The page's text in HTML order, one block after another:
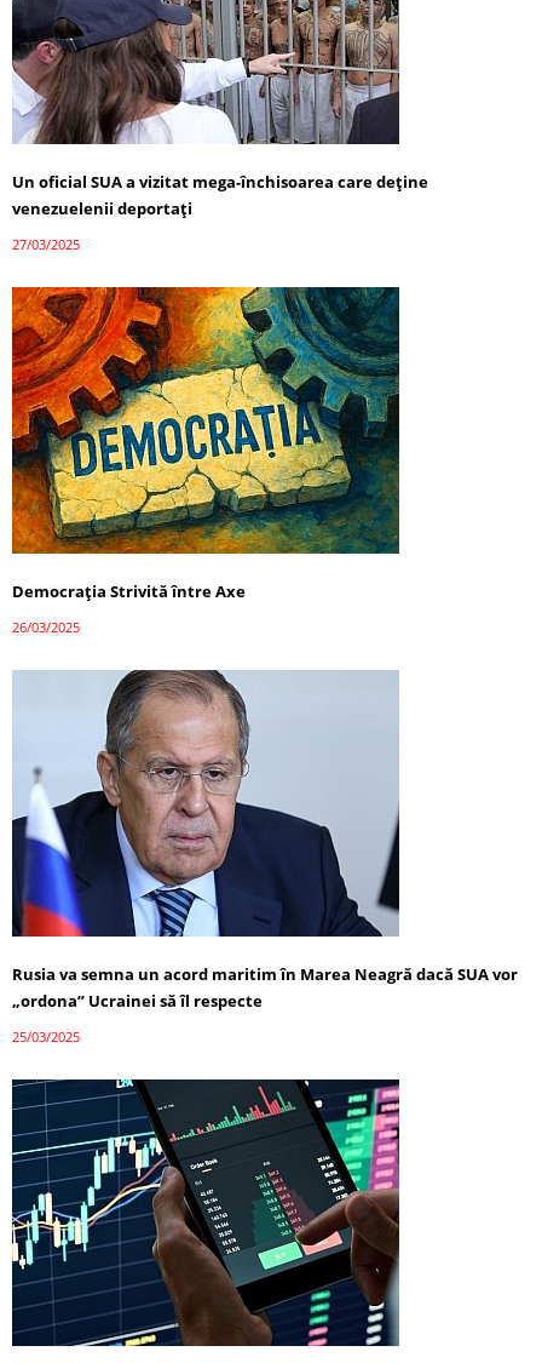
Un oficial SUA a vizitat mega-închisoarea care deține
venezuelenii deportați
27/03/2025
Democrația Strivită între Axe
26/03/2025
Rusia va semna un acord maritim în Marea Neagră dacă SUA vor
„ordona” Ucrainei să îl respecte
25/03/2025